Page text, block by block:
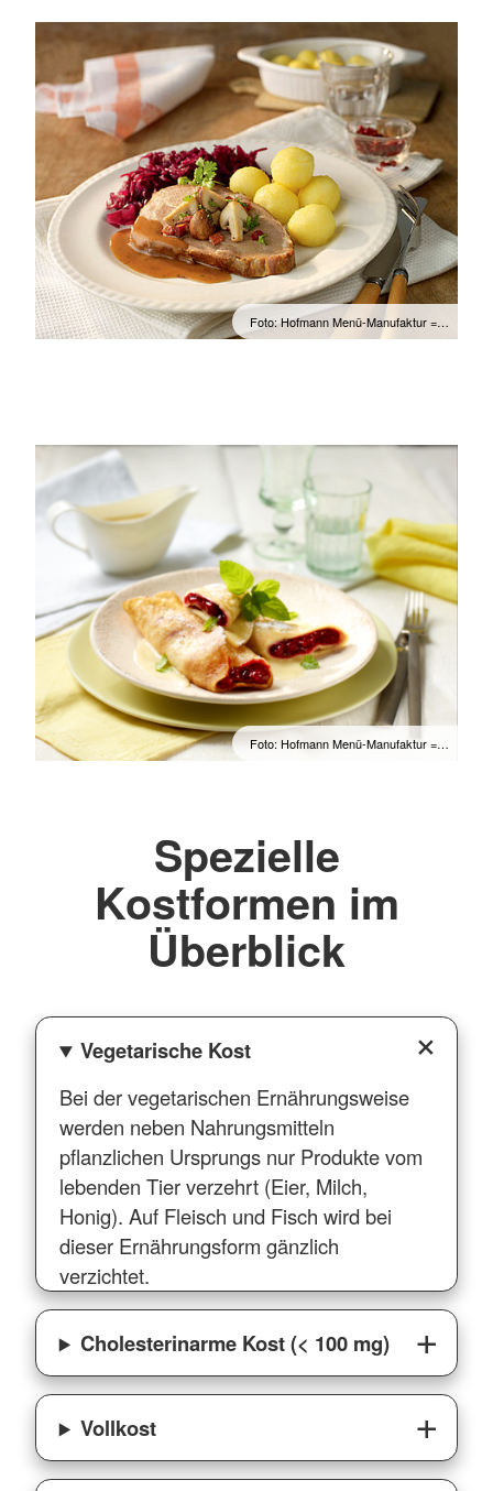
Foto: Hofmann Menü-Manufaktur =…
Foto: Hofmann Menü-Manufaktur =…
Spezielle
Kostformen im
Überblick
Vegetarische Kost
Bei der vegetarischen Ernährungsweise
werden neben Nahrungsmitteln
pflanzlichen Ursprungs nur Produkte vom
lebenden Tier verzehrt (Eier, Milch,
Honig). Auf Fleisch und Fisch wird bei
dieser Ernährungsform gänzlich
verzichtet.
Cholesterinarme Kost (< 100 mg)
Vollkost